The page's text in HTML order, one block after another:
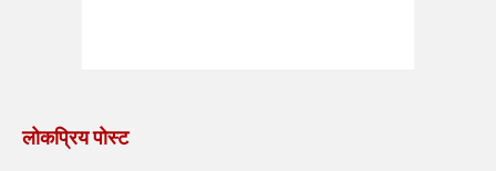
लोकप्रिय पोस्ट